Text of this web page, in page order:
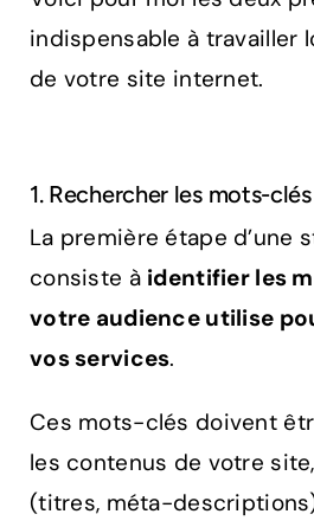
indispensable à travailler
de votre site internet.
1. Rechercher les mots-
La première étape d’une
consiste à identifier les
votre audience utilise
vos services.
Ces mots-clés doivent
les contenus de votre
(titres, méta-descriptions)